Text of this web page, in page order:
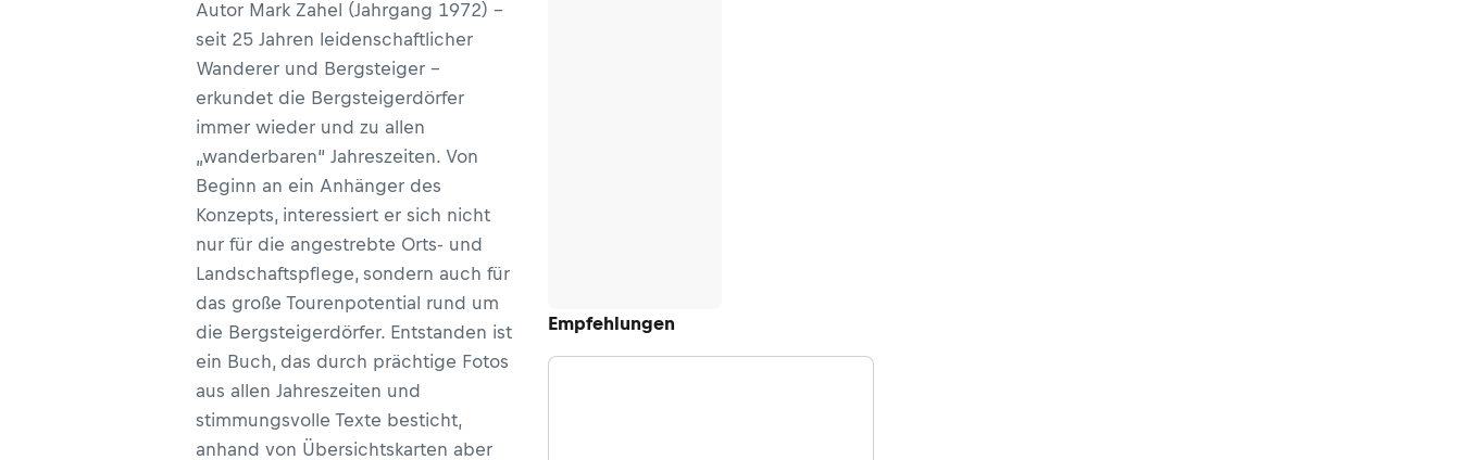
Empfehlungen
Autor Mark Zahel (Jahrgang 1972) -
seit 25 Jahren leidenschaftlicher
Wanderer und Bergsteiger –
erkundet die Bergsteigerdörfer
immer wieder und zu allen
„wanderbaren“ Jahreszeiten. Von
Beginn an ein Anhänger des
Konzepts, interessiert er sich nicht
nur für die angestrebte Orts- und
Landschaftspflege, sondern auch für
das große Tourenpotential rund um
die Bergsteigerdörfer. Entstanden ist
ein Buch, das durch prächtige Fotos
aus allen Jahreszeiten und
stimmungsvolle Texte besticht,
anhand von Übersichtskarten aber